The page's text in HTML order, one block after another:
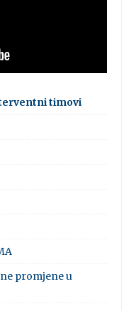
timovi
promjene u